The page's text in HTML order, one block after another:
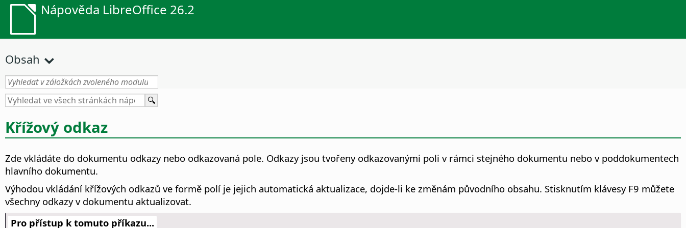
Nápověda LibreOffice 26.2
Obsah
Křížový odkaz
Zde vkládáte do dokumentu odkazy nebo odkazovaná pole. Odkazy jsou tvořeny odkazovanými poli v rámci stejného dokumentu nebo v poddokumentech
hlavního dokumentu.
Výhodou vkládání křížových odkazů ve formě polí je jejich automatická aktualizace, dojde-li ke změnám původního obsahu. Stisknutím klávesy F9 můžete
všechny odkazy v dokumentu aktualizovat.
Pro přístup k tomuto příkazu...